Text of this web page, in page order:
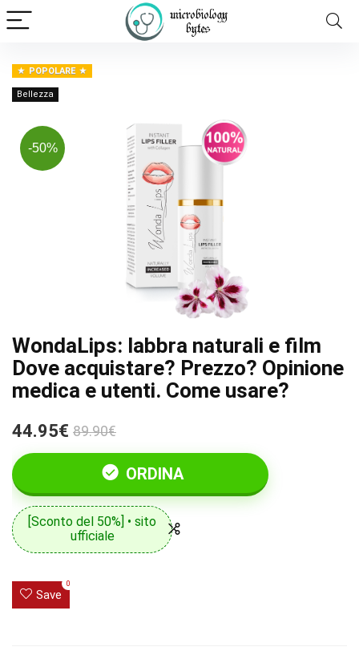
POPOLARE
Bellezza
-50%
WondaLips: labbra naturali e film
Dove acquistare? Prezzo? Opinione
medica e utenti. Come usare?
44.95€ 89.90€
ORDINA
[Sconto del 50%] • sito
ufficiale
Save
0